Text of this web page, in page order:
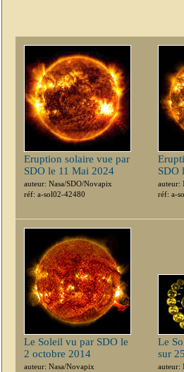
Eruption solaire vue par
SDO le 11 Mai 2024
auteur: Nasa/SDO/Novapix
réf: a-sol02-42480
SDO
auteur:
réf: a-
Le Soleil vu par SDO le
2 octobre 2014
auteur: Nasa/Novapix
Le
sur
auteur: